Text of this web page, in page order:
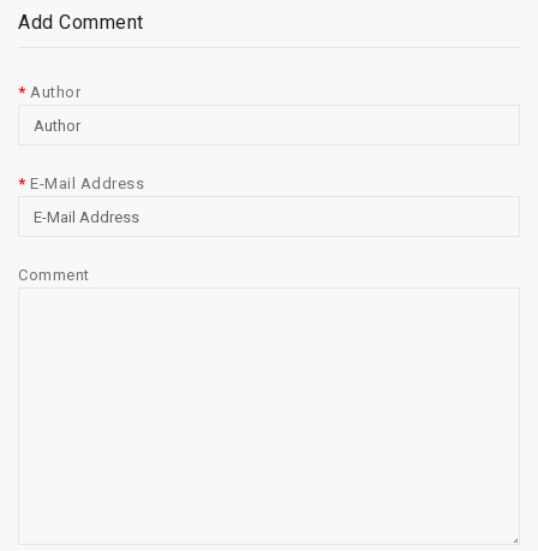
Add Comment
Author
E-Mail Address
Comment